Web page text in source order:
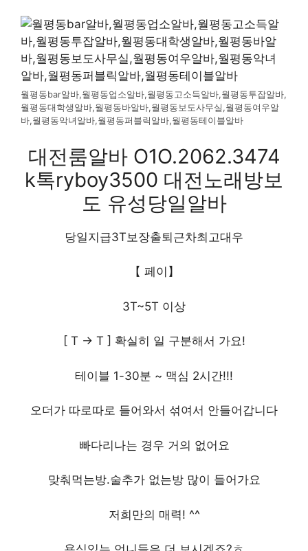
월평동bar알바,월평동업소알바,월평동고소득알바,월평동투잡알바,
월평동대학생알바,월평동바알바,월평동보도사무실,월평동여우알
바,월평동악녀알바,월평동퍼블릭알바,월평동테이블알바
대전룸알바 O1O.2062.3474
k톡ryboy3500 대전노래방보
도 유성당일알바
당일지급3T보장출퇴근차최고대우
【 페이】
3T~5T 이상
[ T -> T ] 확실히 일 구분해서 가요!
테이블 1-30분 ~ 맥심 2시간!!!
오더가 따로따로 들어와서 섞여서 안들어갑니다
빠다리나는 경우 거의 없어요
맞춰먹는방.술추가 없는방 많이 들어가요
저희만의 매력! ^^